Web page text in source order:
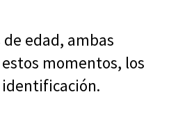
edad, ambas
momentos, los